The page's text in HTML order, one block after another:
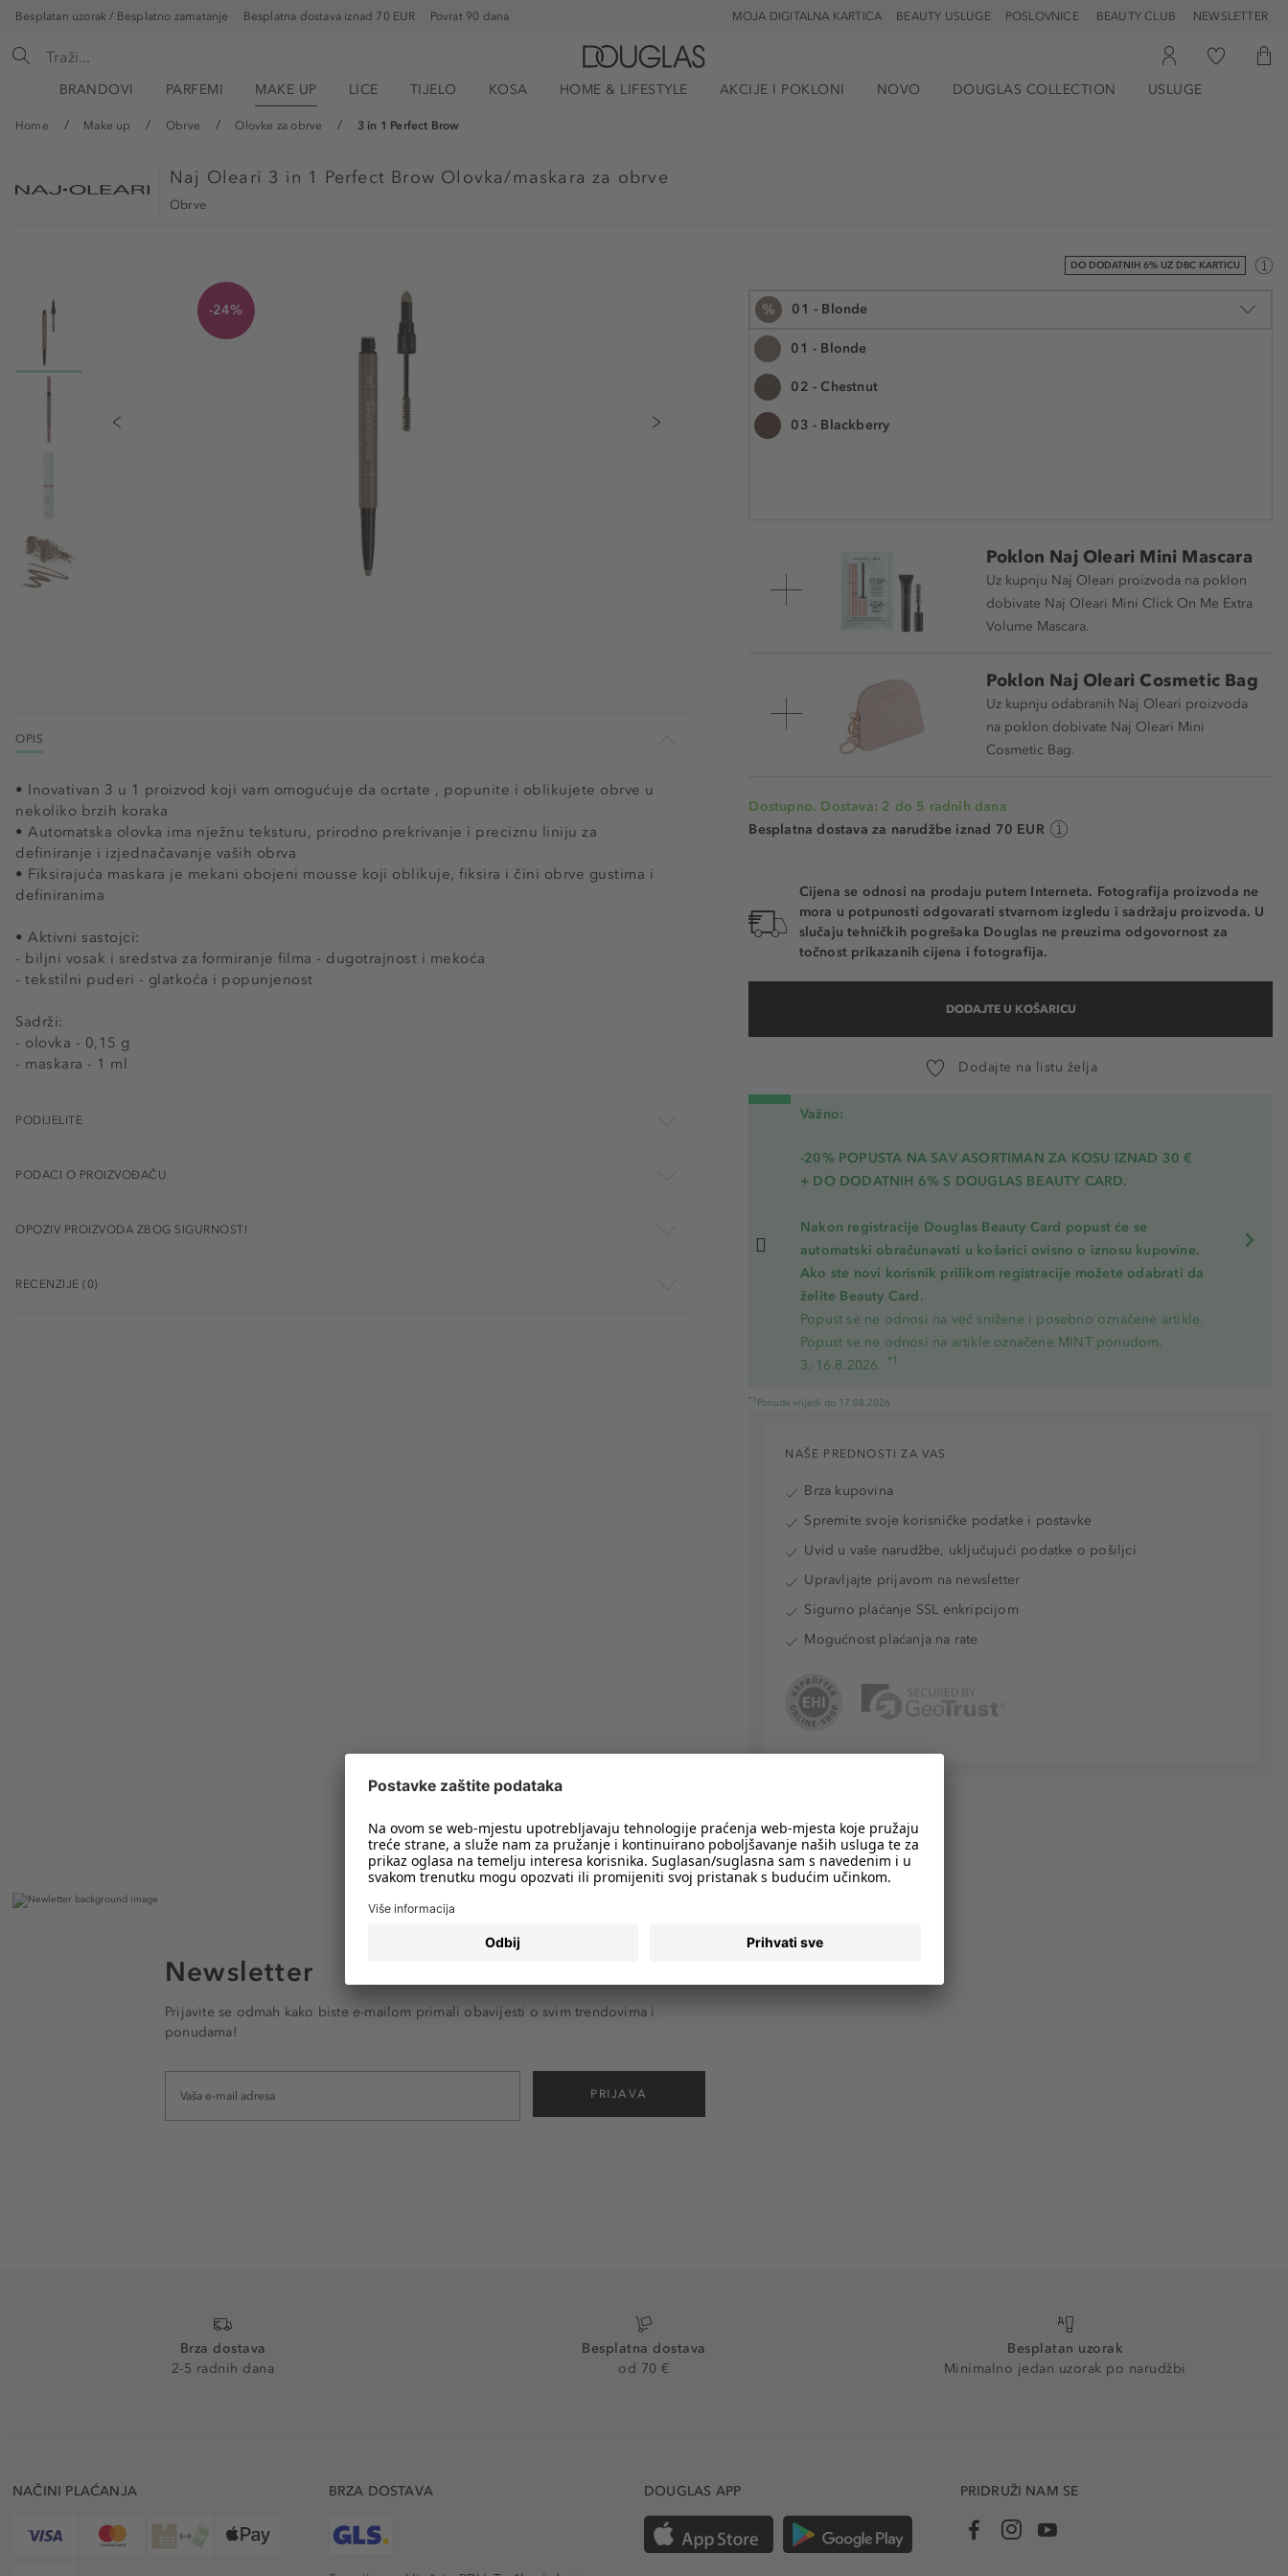
Besplatan uzorak / Besplatno zamatanje Besplatna dostava iznad 70 EUR Povrat 90 dana POSLOVNICE BEAUTY CLUB NEWSLETTER
BEAUTY USLUGE
MOJA DIGITALNA KARTICA
BRANDOVI PARFEMI MAKE UP LICE TIJELO KOSA HOME & LIFESTYLE AKCIJE I POKLONI NOVO DOUGLAS COLLECTION USLUGE
Home Make up Obrve Olovke za obrve 3 in 1 Perfect Brow
Naj Oleari 3 in 1 Perfect Brow Olovka/maskara za obrve
Obrve
DO DODATNIH 6% UZ DBC KARTICU
-24% % 01 - Blonde
01 - Blonde
02 - Chestnut
03 - Blackberry
1 kom.
Šifra artikla NAJ840557
Poklon Naj Oleari Mini Mascara
Uz kupnju Naj Oleari proizvoda na poklon
dobivate Naj Oleari Mini Click On Me Extra
Volume Mascara.
Poklon Naj Oleari Cosmetic Bag
Uz kupnju odabranih Naj Oleari proizvoda
na poklon dobivate Naj Oleari Mini
Cosmetic Bag.
Dostupno. Dostava: 2 do 5 radnih dana
Besplatna dostava za narudžbe iznad 70 EUR
Cijena se odnosi na prodaju putem Interneta. Fotografija proizvoda ne
mora u potpunosti odgovarati stvarnom izgledu i sadržaju proizvoda. U
slučaju tehničkih pogrešaka Douglas ne preuzima odgovornost za
točnost prikazanih cijena i fotografija.
DODAJTE U KOŠARICU
Dodajte na listu želja
Važno:
-20% POPUSTA NA SAV ASORTIMAN ZA KOSU IZNAD 30 €
+ DO DODATNIH 6% S DOUGLAS BEAUTY CARD.
Nakon registracije Douglas Beauty Card popust će se
automatski obračunavati u košarici ovisno o iznosu kupovine.
Ako ste novi korisnik prilikom registracije možete odabrati da
želite Beauty Card.
Popust se ne odnosi na već snižene i posebno označene artikle.
Popust se ne odnosi na artikle označene MINT ponudom.
3.-16.8.2026.
*1
*1 Ponuda vrijedi do 17.08.2026
OPIS
• Inovativan 3 u 1 proizvod koji vam omogućuje da ocrtate , popunite i oblikujete obrve u
nekoliko brzih koraka
• Automatska olovka ima nježnu teksturu, prirodno prekrivanje i preciznu liniju za
definiranje i izjednačavanje vaših obrva
• Fiksirajuća maskara je mekani obojeni mousse koji oblikuje, fiksira i čini obrve gustima i
definiranima
• Aktivni sastojci:
- biljni vosak i sredstva za formiranje filma - dugotrajnost i mekoća
- tekstilni puderi - glatkoća i popunjenost
Sadrži:
- olovka - 0,15 g
- maskara - 1 ml
PODIJELITE
PODACI O PROIZVOĐAČU
OPOZIV PROIZVODA ZBOG SIGURNOSTI
RECENZIJE (0)
NAŠE PREDNOSTI ZA VAS
Brza kupovina
Spremite svoje korisničke podatke i postavke
Uvid u vaše narudžbe, uključujući podatke o pošiljci
Upravljajte prijavom na newsletter
Sigurno plaćanje SSL enkripcijom
Mogućnost plaćanja na rate
Newsletter
Prijavite se odmah kako biste e-mailom primali obavijesti o svim trendovima i
ponudama!
PRIJAVA
Brza dostava
2-5 radnih dana
Besplatna dostava
od 70 €
Besplatan uzorak
Minimalno jedan uzorak po narudžbi
NAČINI PLAĆANJA BRZA DOSTAVA DOUGLAS APP PRIDRUŽI NAM SE